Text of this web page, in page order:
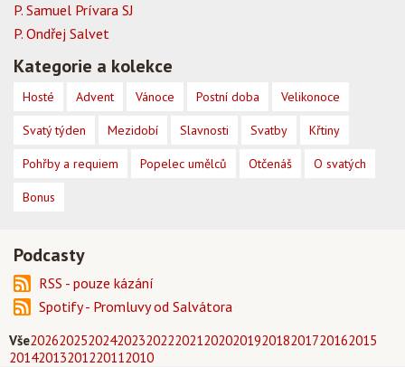
Vše202620252024202320222021202020192018201720162015
20142013201220112010
P. Samuel Prívara SJ
P. Ondřej Salvet
Kategorie a kolekce
Hosté Advent Vánoce Postní doba Velikonoce
Svatý týden Mezidobí Slavnosti Svatby Křtiny
Pohřby a requiem Popelec umělců Otčenáš O svatých
Bonus
Podcasty
RSS - pouze kázání
Spotify - Promluvy od Salvátora